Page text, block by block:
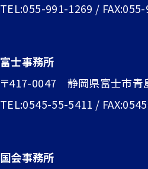
TEL:055-991-1269 /
富士事務所
〒417-0047 静岡県富士市青
TEL:0545-55-5411 /
国会事務所